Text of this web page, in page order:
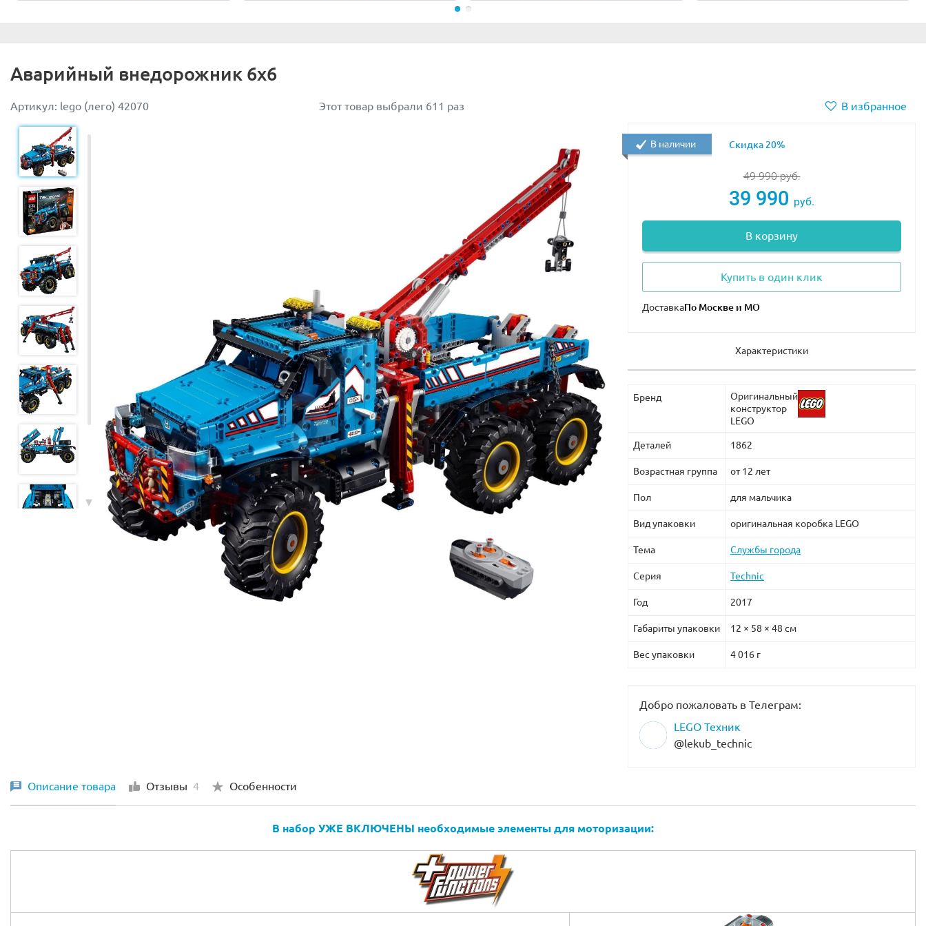
из колёс связано с трёхступенчатым переключателем, расположенным за кабиной водителя.
синхронно. Это очень удобно, когда необходимо производить работы на песчаном или зыбучем грунте.
Размер трактора Claas Xerion составляет
При желании его можно переделать в трактор с плугом, размером
Основные функции трактора
- кран со стрелой, способной подниматься, опускаться и поворачиваться
- рычаги управления движениями крана
- цепкий открывающийся и закрывающийся захват
- погрузчик с противовесом, способный регулироваться по высоте или меняться местами с краном
- детализированная кабина, вращающаяся вокруг своей оси
- выносные опоры, опускающиеся из-под крана и фиксирующие трактор на неровном грунте
- панель управления с переключателями и схемой их работы
- три вида управления колёсами
- открывающийся капот с фиксатором
- батарейный отсек и М-мотор, присутствующие в комплекте
В набор УЖЕ ВКЛЮЧЕНЫ элементы,необходимые для моторизации:
6 шттипа АА(пальчиковые) для батарейного отсека
Аварийный внедорожник 6х6
Артикул: lego (лего) 42070 Этот товар выбрали 611 раз В избранное
49 990руб.
39 990 руб.
В корзину
Купить в один клик
Доставка
В наличии Скидка 20%
Характеристики
Бренд
Оригинальный
конструктор
LEGO
Деталей 1862
Возрастная группа от 12 лет
Пол для мальчика
Вид упаковки оригинальная коробка LEGO
Тема Службы города
Серия Technic
Год 2017
Габариты упаковки 12 × 58 × 48 см
Вес упаковки 4 016 г
Добро пожаловать в Телеграм:
LEGO Техник
@lekub_technic
Описание товара Отзывы 4 Особенности
В набор УЖЕ ВКЛЮЧЕНЫ необходимые элементы для моторизации: